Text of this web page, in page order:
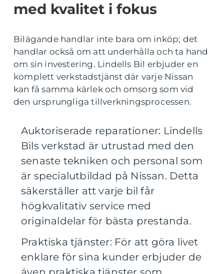
med kvalitet i fokus
Bilägande handlar inte bara om inköp; det
handlar också om att underhålla och ta hand
om sin investering. Lindells Bil erbjuder en
komplett verkstadstjänst där varje Nissan
kan få samma kärlek och omsorg som vid
den ursprungliga tillverkningsprocessen.
Auktoriserade reparationer: Lindells
Bils verkstad är utrustad med den
senaste tekniken och personal som
är specialutbildad på Nissan. Detta
säkerställer att varje bil får
högkvalitativ service med
originaldelar för bästa prestanda.
Praktiska tjänster: För att göra livet
enklare för sina kunder erbjuder de